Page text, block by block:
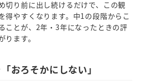
切り前に出し続けるだけで、この観
得やすくなります。中1の段階からこ
ことが、2年・3年になったときの評
ます。
おろそかにしない」